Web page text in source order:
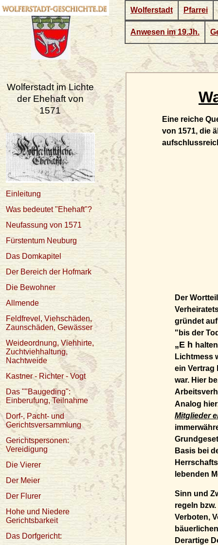
Der
gründet
"bis der
„E h
Lichtmess
ein Vertrag
war. Hier
Analog
Mitglieder
Basis bei
lebenden
Sinn und
regeln
Verboten,
Derartige
Eine reiche
von 1571, die
Wolferstadt Pfarrei
Anwesen im 19.Jh.
Wolferstadt im Lichte
der Ehehaft von
1571
Einleitung
Was bedeutet "Ehehaft"?
Neufassung von 1571
Fürstentum Neuburg
Das Domkapitel
Der Bereich der Hofmark
Die Bewohner
Allmende
Feldfrevel, Viehschäden,
Zaunschäden, Gewässer
Weideordnung, Viehhirte,
Zuchtviehhaltung,
Nachtweide
Kastner - Richter - Vogt
Das ""Baugeding":
Einberufung, Teilnahme
Dorf-, Pacht- und
Gerichtsversammlung
Gerichtspersonen:
Vereidigung
Die Vierer
Der Meier
Der Flurer
Hohe und Niedere
Gerichtsbarkeit
Das Dorfgericht: